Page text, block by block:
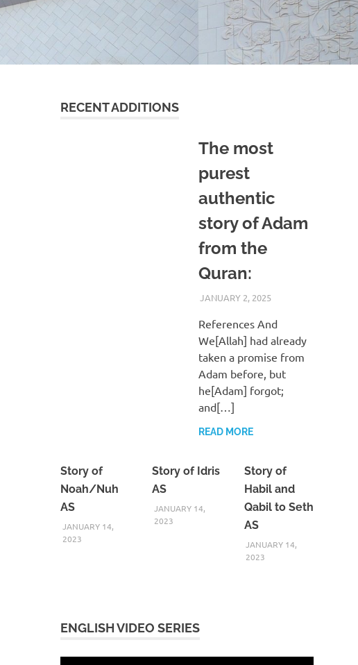
RECENT ADDITIONS
The most
purest
authentic
story of Adam
from the
Quran:
JANUARY 2, 2025
References And
We[Allah] had already
taken a promise from
Adam before, but
he[Adam] forgot;
and[…]
READ MORE
Story of
Noah/Nuh
AS
JANUARY 14,
2023
Story of Idris
AS
JANUARY 14,
2023
Story of
Habil and
Qabil to Seth
AS
JANUARY 14,
2023
ENGLISH VIDEO SERIES